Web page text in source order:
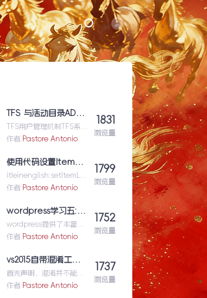
TFS 与活动目录AD（Active Directory)的同步机制
TFS用户管理机制TFS系统
与企业域服务器用户系统
统）高度集成在一起，使
AD（ActiveDirectory)的
同步机制
作者:Pastore Antonio
1831
浏览量
使用代码设置Item级的权限（权限总结1）
itleinenglish:setItemLev
elPermissionforShar...使
（权限总结1）
作者:Pastore Antonio
1799
浏览量
wordpress提供了丰富的
xmlrpc接口api来供我们
的开源社区有人
过wordpress_xmlrpc的
python包远程操作
作者:Pastore Antonio
1752
浏览量
vs2015自带混淆工具DotFuscator使用方法（超简单）
首先声明，混淆并不能防
反编译工具，只能增加反
作者:Pastore Antonio
1737
浏览量